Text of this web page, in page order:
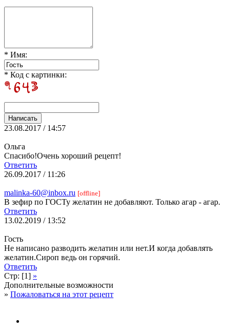
* Имя:
* Код с картинки:
23.08.2017 / 14:57
Ольга
Спасибо!Очень хороший рецепт!
Ответить
26.09.2017 / 11:26
malinka-60@inbox.ru [offline]
В зефир по ГОСТу желатин не добавляют. Только агар - агар.
Ответить
13.02.2019 / 13:52
Гость
Не написано разводить желатин или нет.И когда добавлять
желатин.Сироп ведь он горячий.
Ответить
Стр: [1] »
Дополнительные возможности
» Пожаловаться на этот рецепт